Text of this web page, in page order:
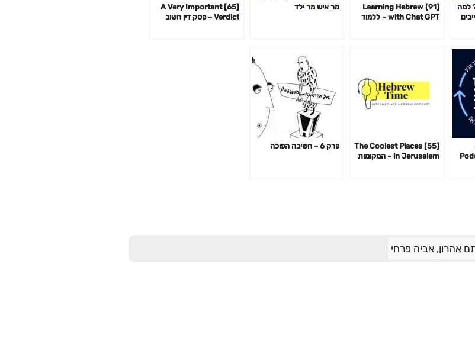
למה
[91] Learning Hebrew
with Chat GPT – ללמוד
מר איש מר ילד
[65] A Very Important
Verdict – פסק דין חשוב
[55] The Coolest Places
in Jerusalem – המקומות
פרק 6 – חשיבה הפוכה
אהרון, אביה פרחי